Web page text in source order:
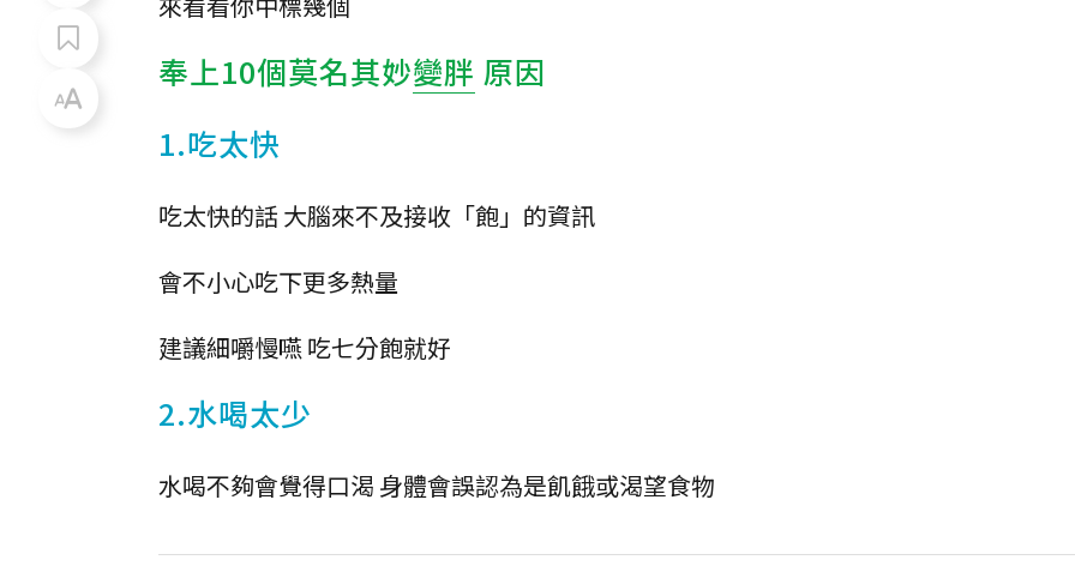
奉上10個莫名其妙變胖 原因
1.吃太快
吃太快的話 大腦來不及接收「飽」的資訊
會不小心吃下更多熱量
建議細嚼慢嚥 吃七分飽就好
2.水喝太少
水喝不夠會覺得口渴 身體會誤認為是飢餓或渴望食物